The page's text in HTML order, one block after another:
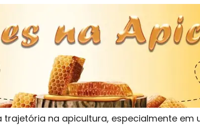
na apicultura, especialmente em